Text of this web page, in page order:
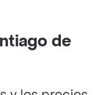
de